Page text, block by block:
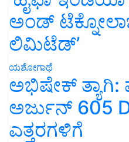
ಅಂಡ್
ಲಿಮಿಟೆಡ್’
ಯಶೋಗಾಥೆ
ಅಭಿಷೇಕ್ ತ್ಯಾಗಿ:
ಅರ್ಜುನ್ 605
ಎತ್ತರಗಳಿಗೆ